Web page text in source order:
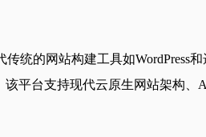
统的网站构建工具如WordPress
平台支持现代云原生网站架构、